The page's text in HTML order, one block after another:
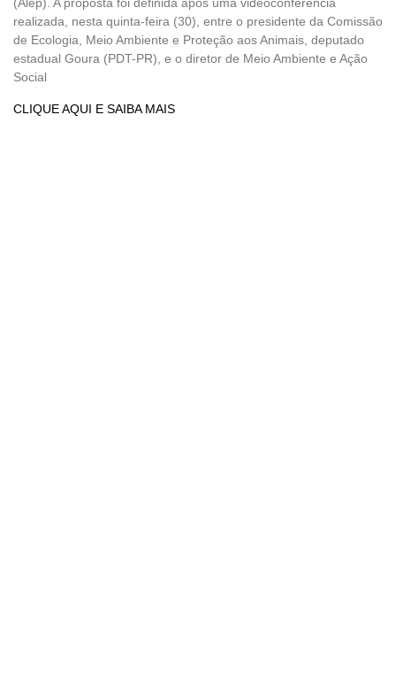
realizada, nesta quinta-feira (30), entre o presidente da Comissão
de Ecologia, Meio Ambiente e Proteção aos Animais, deputado
estadual Goura (PDT-PR), e o diretor de Meio Ambiente e Ação
Social
CLIQUE AQUI E SAIBA MAIS